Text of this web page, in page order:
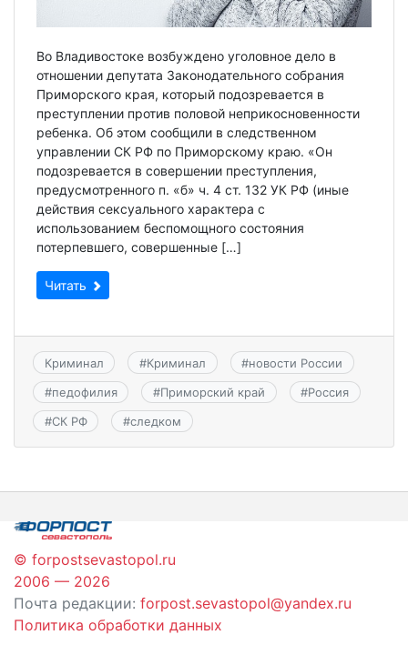
Во Владивостоке возбуждено уголовное дело в
отношении депутата Законодательного собрания
Приморского края, который подозревается в
преступлении против половой неприкосновенности
ребенка. Об этом сообщили в следственном
управлении СК РФ по Приморскому краю. «Он
подозревается в совершении преступления,
предусмотренного п. «б» ч. 4 ст. 132 УК РФ (иные
действия сексуального характера с
использованием беспомощного состояния
потерпевшего, совершенные […]
Читать
Криминал #Криминал #новости России
#педофилия #Приморский край #Россия
#СК РФ #следком
© forpostsevastopol.ru
2006 — 2026
Почта редакции: forpost.sevastopol@yandex.ru
Политика обработки данных